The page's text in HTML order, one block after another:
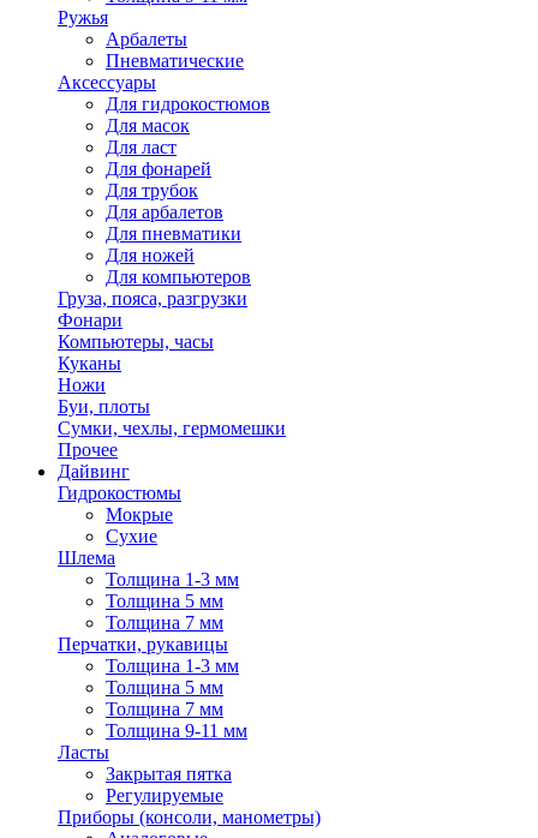
Ружья
Арбалеты
Пневматические
Аксессуары
Для гидрокостюмов
Для масок
Для ласт
Для фонарей
Для трубок
Для арбалетов
Для пневматики
Для ножей
Для компьютеров
Груза, пояса, разгрузки
Фонари
Компьютеры, часы
Куканы
Ножи
Буи, плоты
Сумки, чехлы, гермомешки
Прочее
Дайвинг
Гидрокостюмы
Мокрые
Сухие
Шлема
Толщина 1-3 мм
Толщина 5 мм
Толщина 7 мм
Перчатки, рукавицы
Толщина 1-3 мм
Толщина 5 мм
Толщина 7 мм
Толщина 9-11 мм
Ласты
Закрытая пятка
Регулируемые
Приборы (консоли, манометры)